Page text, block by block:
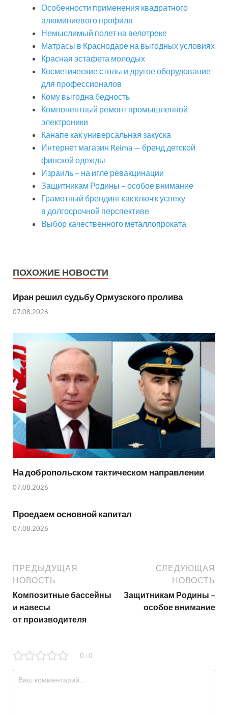
Особенности применения квадратного
алюминиевого профиля
Немыслимый полет на велотреке
Матрасы в Краснодаре на выгодных условиях
Красная эстафета молодых
Косметические столы и другое оборудование
для профессионалов
Кому выгодна бедность
Компонентный ремонт промышленной
электроники
Канапе как универсальная закуска
Интернет магазин Reima — бренд детской
финской одежды
Израиль – на игле ревакцинации
Защитникам Родины – особое внимание
Грамотный брендинг как ключ к успеху
в долгосрочной перспективе
Выбор качественного металлопроката
ПОХОЖИЕ НОВОСТИ
Иран решил судьбу Ормузского пролива
07.08.2026
На добропольском тактическом направлении
07.08.2026
Проедаем основной капитал
07.08.2026
ПРЕДЫДУЩАЯ
НОВОСТЬ
Композитные бассейны
и навесы
от производителя
СЛЕДУЮЩАЯ
НОВОСТЬ
Защитникам Родины –
особое внимание
0 / 0